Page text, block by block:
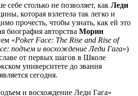
себе столько не позволяет, как Леди
которая взлетела так легко и
прочесть, чтобы узнать, как ей это
биография авторства Морин
«Poker Face: The Rise and Rise of
подъем и восхождение Леди Гага»)
от первых шагов в Школе
университете до звания
сегодня.